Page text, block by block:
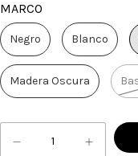
MARCO
Negro Blanco
Madera Oscura